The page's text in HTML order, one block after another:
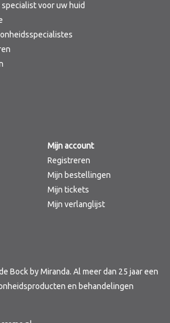
voor uw huid
Mijn account
Registreren
Mijn bestellingen
Mijn tickets
Mijn verlanglijst
Bock by Miranda. Al meer dan 25 jaar een
en behandelingen